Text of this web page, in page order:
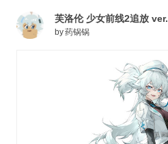
芙洛伦 少女前线2追放 ver.
by药锅锅